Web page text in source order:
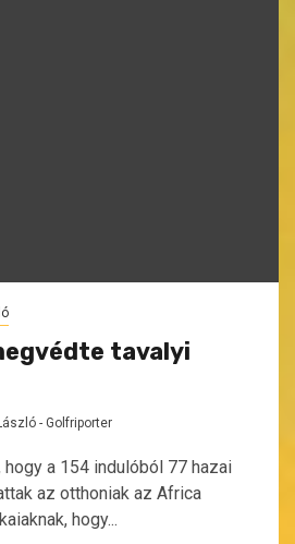
tavalyi
- Golfriporter
a 154 indulóból 77 hazai
az otthoniak az Africa
hogy...